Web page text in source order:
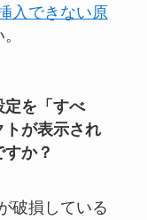
入できない原
定を「すべ
トが表示され
か？
破損している